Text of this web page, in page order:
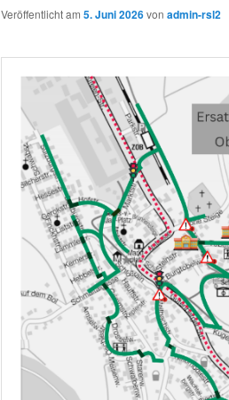
Veröffentlicht am 5. Juni 2026von admin-rsl2